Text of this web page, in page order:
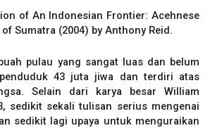
of An Indonesian Frontier: Acehnese
Sumatra (2004) by Anthony Reid.
pulau yang sangat luas dan belum
43 juta jiwa dan terdiri atas
Selain dari karya besar William
sedikit sekali tulisan serius mengenai
sedikit lagi upaya untuk menguraikan